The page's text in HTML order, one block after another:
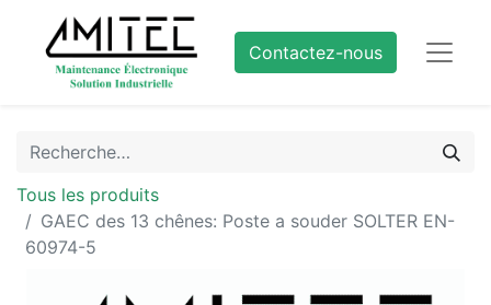
Contactez-nous
Tous les produits
GAEC des 13 chênes: Poste a souder SOLTER EN-
60974-5